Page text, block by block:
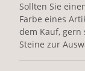
Sollten Sie
Farbe eines
dem Kauf,
Steine zur